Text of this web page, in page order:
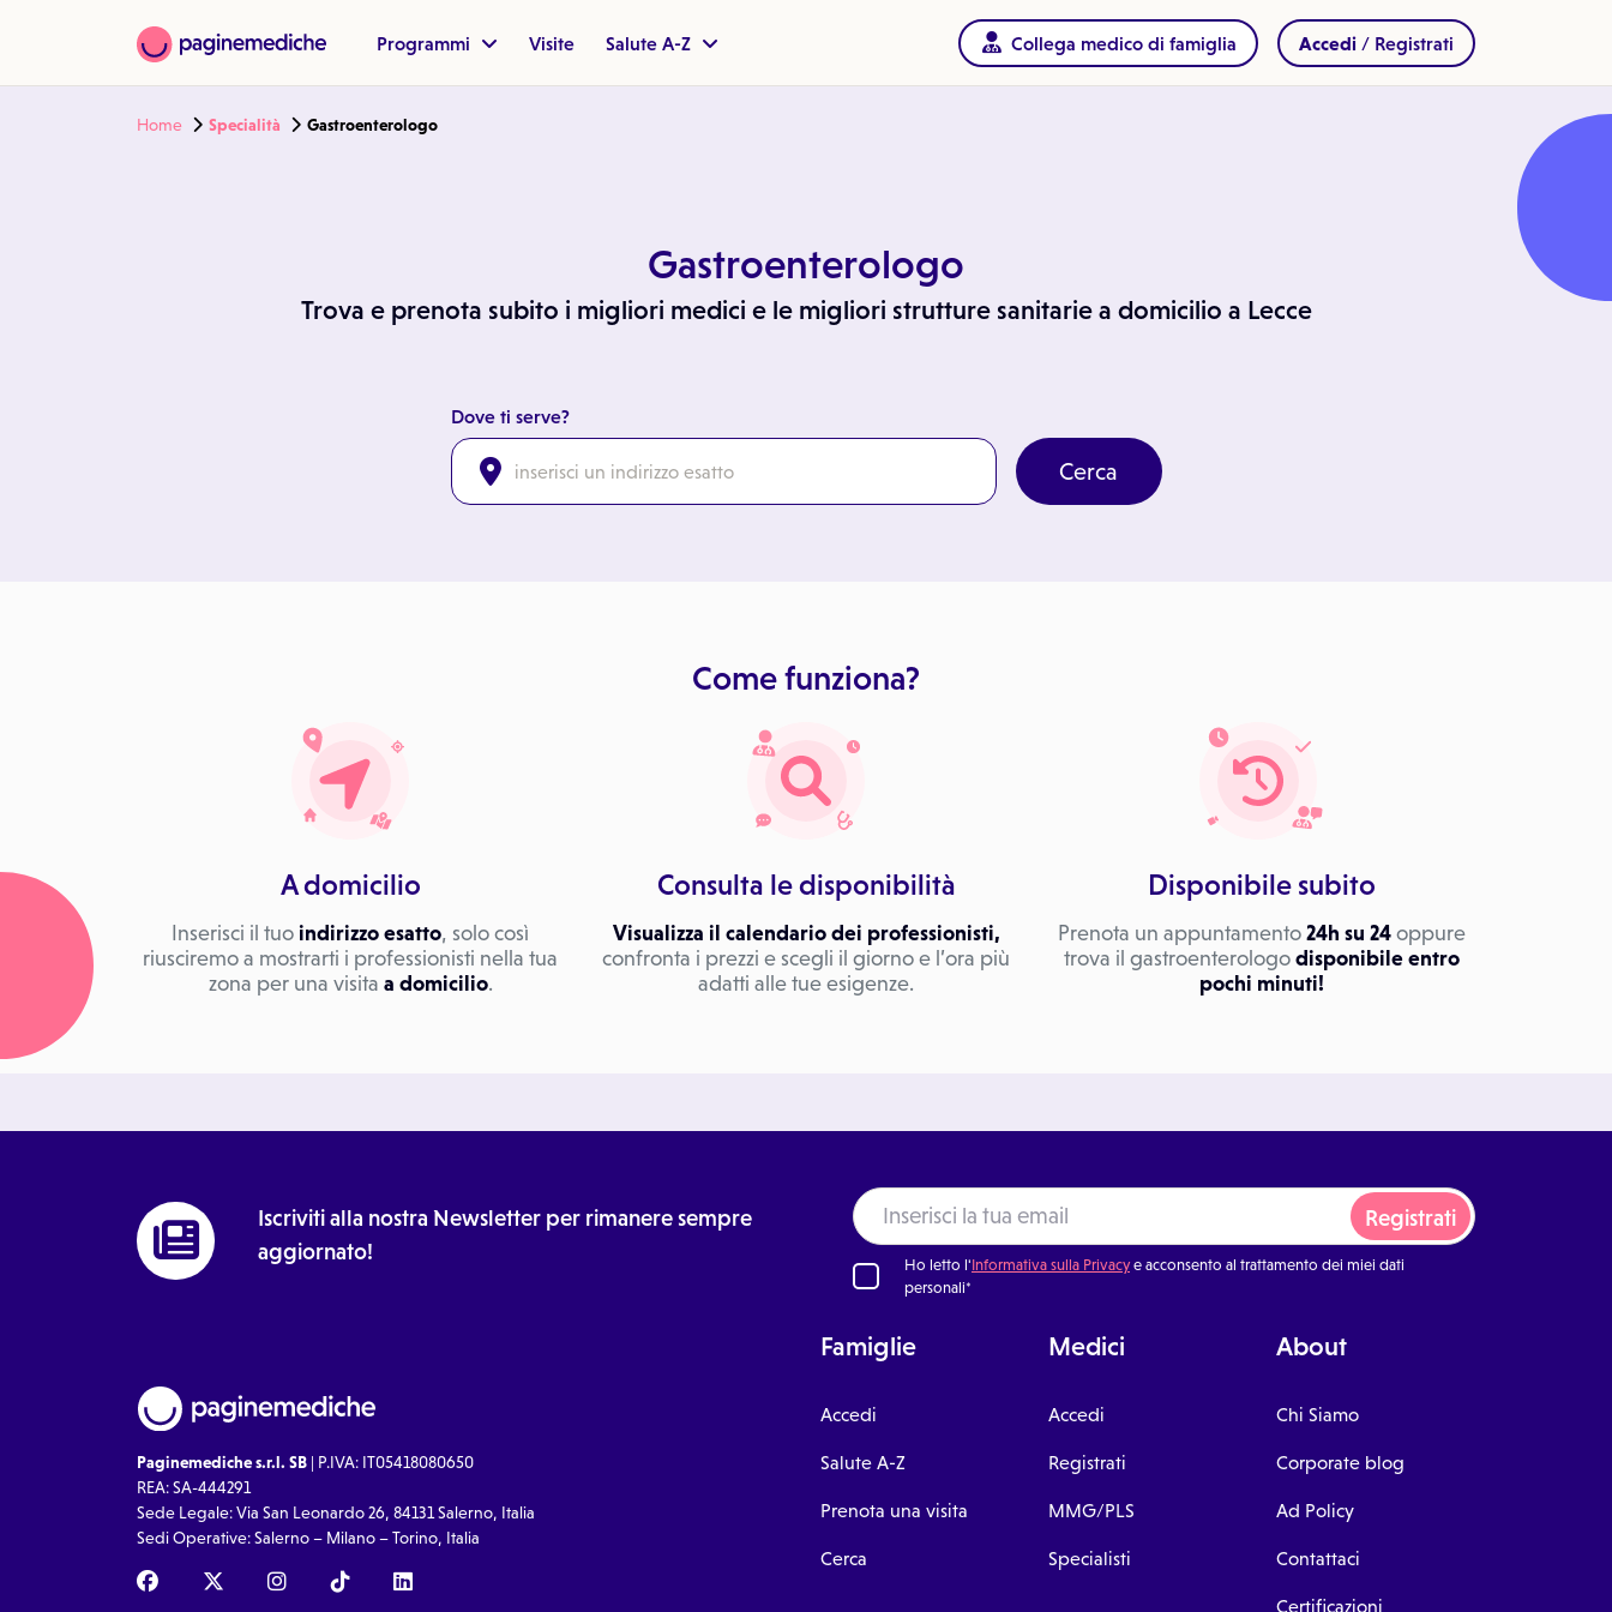
Programmi Visite Salute A-Z Collega medico di famiglia Accedi / Registrati
Home Specialità Gastroenterologo
Gastroenterologo
Trova e prenota subito i migliori medici e le migliori strutture sanitarie a domicilio a Lecce
Dove ti serve?
Cerca
Come funziona?
A domicilio
Inserisci il tuo indirizzo esatto, solo così
riusciremo a mostrarti i professionisti nella tua
zona per una visita a domicilio.
Consulta le disponibilità
Visualizza il calendario dei professionisti,
confronta i prezzi e scegli il giorno e l’ora più
adatti alle tue esigenze.
Disponibile subito
Prenota un appuntamento 24h su 24 oppure
trova il gastroenterologo disponibile entro
pochi minuti!
Iscriviti alla nostra Newsletter per rimanere sempre
aggiornato!
Registrati
Ho letto l'Informativa sulla Privacye acconsento al trattamento dei miei dati
personali*
Paginemediche s.r.l. SB | P.IVA: IT05418080650
REA: SA-444291
Sede Legale: Via San Leonardo 26, 84131 Salerno, Italia
Sedi Operative: Salerno – Milano – Torino, Italia
Famiglie
Accedi
Salute A-Z
Prenota una visita
Cerca
Medici
Accedi
Registrati
MMG/PLS
Specialisti
About
Chi Siamo
Corporate blog
Ad Policy
Contattaci
Certificazioni